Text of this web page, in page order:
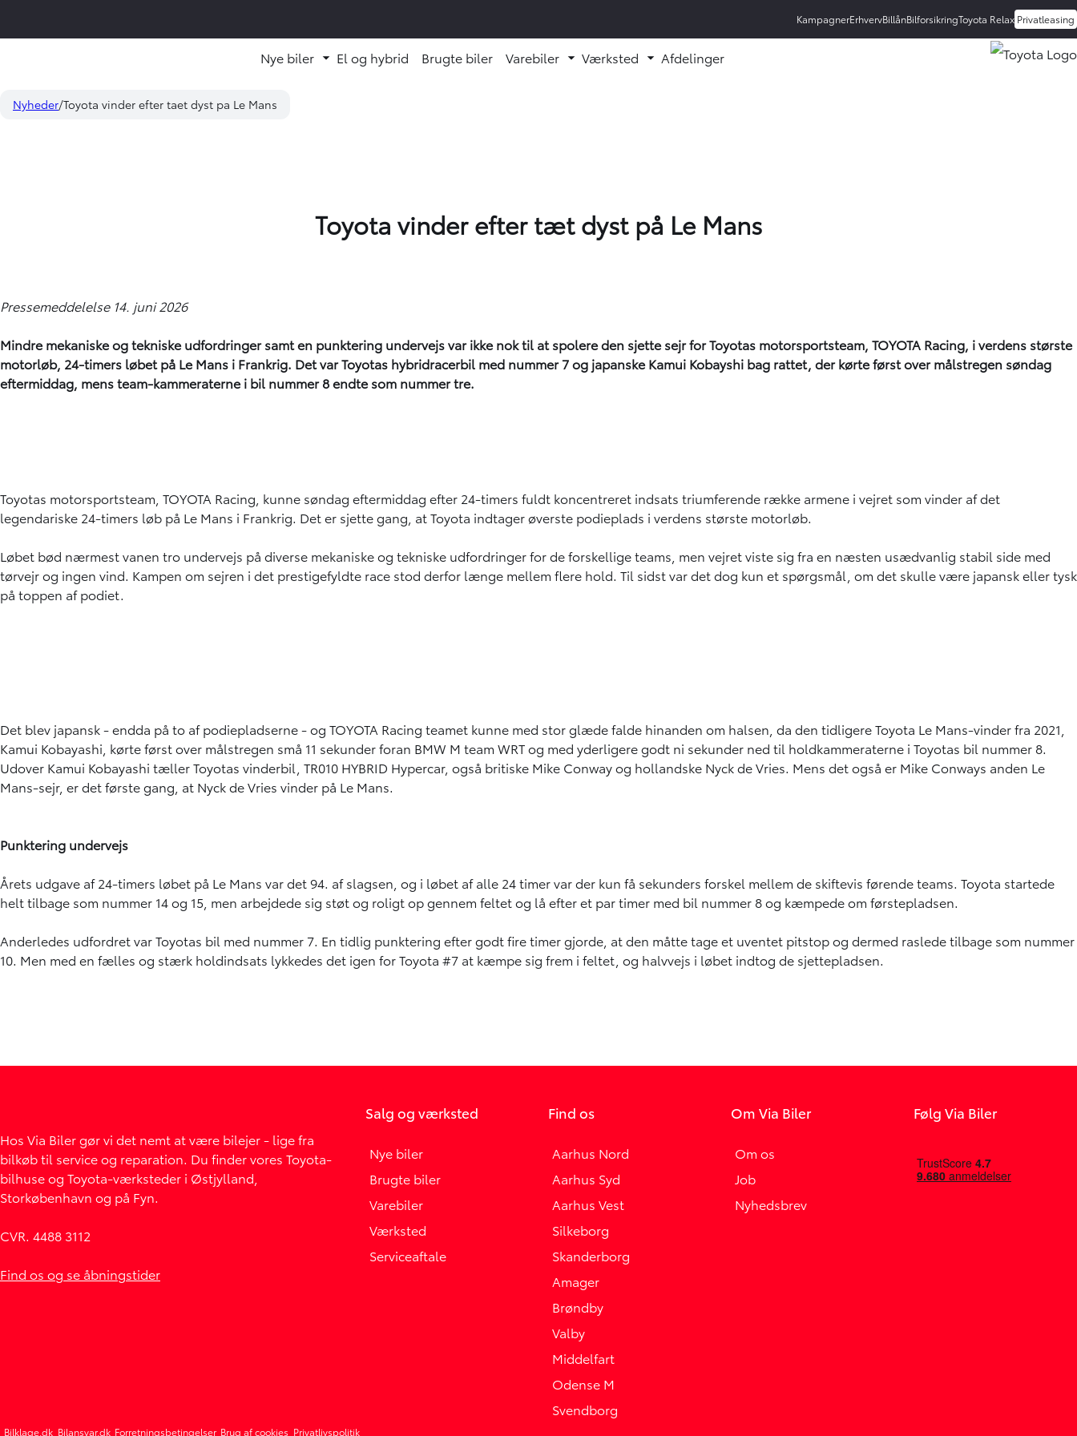
KampagnerErhvervBillånBilforsikringToyota Relax Privatleasing
Nye biler Fold undermenu ud
El og hybrid Brugte biler Varebiler Fold undermenu ud
Værksted Fold undermenu ud
Afdelinger
Nyheder Toyota vinder efter taet dyst pa Le Mans
Toyota vinder efter tæt dyst på Le Mans
Pressemeddelelse 14. juni 2026
Mindre mekaniske og tekniske udfordringer samt en punktering undervejs var ikke nok til at spolere den sjette sejr for Toyotas motorsportsteam, TOYOTA Racing, i verdens største
motorløb, 24-timers løbet på Le Mans i Frankrig. Det var Toyotas hybridracerbil med nummer 7 og japanske Kamui Kobayshi bag rattet, der kørte først over målstregen søndag
eftermiddag, mens team-kammeraterne i bil nummer 8 endte som nummer tre.
Toyotas motorsportsteam, TOYOTA Racing, kunne søndag eftermiddag efter 24-timers fuldt koncentreret indsats triumferende række armene i vejret som vinder af det
legendariske 24-timers løb på Le Mans i Frankrig. Det er sjette gang, at Toyota indtager øverste podieplads i verdens største motorløb.
Løbet bød nærmest vanen tro undervejs på diverse mekaniske og tekniske udfordringer for de forskellige teams, men vejret viste sig fra en næsten usædvanlig stabil side med
tørvejr og ingen vind. Kampen om sejren i det prestigefyldte race stod derfor længe mellem flere hold. Til sidst var det dog kun et spørgsmål, om det skulle være japansk eller tysk
på toppen af podiet.
Det blev japansk - endda på to af podiepladserne - og TOYOTA Racing teamet kunne med stor glæde falde hinanden om halsen, da den tidligere Toyota Le Mans-vinder fra 2021,
Kamui Kobayashi, kørte først over målstregen små 11 sekunder foran BMW M team WRT og med yderligere godt ni sekunder ned til holdkammeraterne i Toyotas bil nummer 8.
Udover Kamui Kobayashi tæller Toyotas vinderbil, TR010 HYBRID Hypercar, også britiske Mike Conway og hollandske Nyck de Vries. Mens det også er Mike Conways anden Le
Mans-sejr, er det første gang, at Nyck de Vries vinder på Le Mans.
Punktering undervejs
Årets udgave af 24-timers løbet på Le Mans var det 94. af slagsen, og i løbet af alle 24 timer var der kun få sekunders forskel mellem de skiftevis førende teams. Toyota startede
helt tilbage som nummer 14 og 15, men arbejdede sig støt og roligt op gennem feltet og lå efter et par timer med bil nummer 8 og kæmpede om førstepladsen.
Anderledes udfordret var Toyotas bil med nummer 7. En tidlig punktering efter godt fire timer gjorde, at den måtte tage et uventet pitstop og dermed raslede tilbage som nummer
10. Men med en fælles og stærk holdindsats lykkedes det igen for Toyota #7 at kæmpe sig frem i feltet, og halvvejs i løbet indtog de sjettepladsen.
Hos Via Biler gør vi det nemt at være bilejer - lige fra
bilkøb til service og reparation. Du finder vores Toyota-
bilhuse og Toyota-værksteder i Østjylland,
Storkøbenhavn og på Fyn.
CVR. 4488 3112
Find os og se åbningstider
Salg og værksted
Nye biler
Brugte biler
Varebiler
Værksted
Serviceaftale
Find os
Aarhus Nord
Aarhus Syd
Aarhus Vest
Silkeborg
Skanderborg
Amager
Brøndby
Valby
Middelfart
Odense M
Svendborg
Om Via Biler
Om os
Job
Nyhedsbrev
Følg Via Biler
Bilklage.dk Bilansvar.dk Forretningsbetingelser Brug af cookies Privatlivspolitik